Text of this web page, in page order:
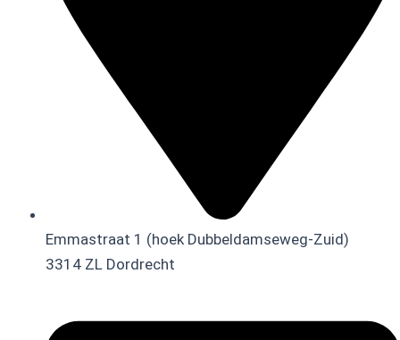
Emmastraat 1 (hoek Dubbeldamseweg-Zuid)
3314 ZL Dordrecht